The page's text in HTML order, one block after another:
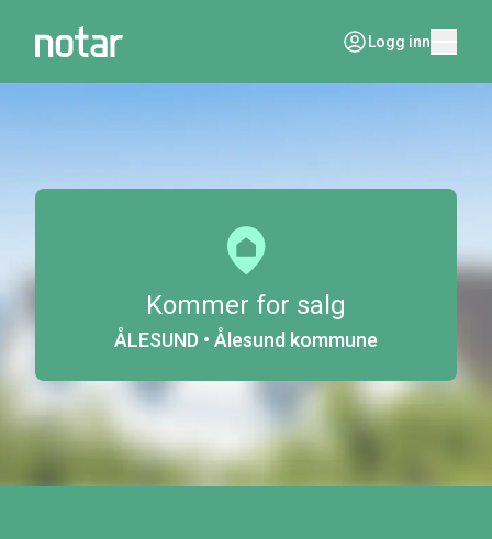
Logg inn
Kommer for salg
ÅLESUND • Ålesund kommune